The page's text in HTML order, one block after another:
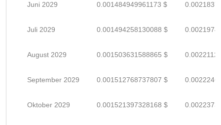
Juni 2029 0.001484949961173 $
Juli 2029 0.001494258130088 $
August 2029 0.001503631588865 $
September 2029 0.001512768737807 $
Oktober 2029 0.001521397328168 $